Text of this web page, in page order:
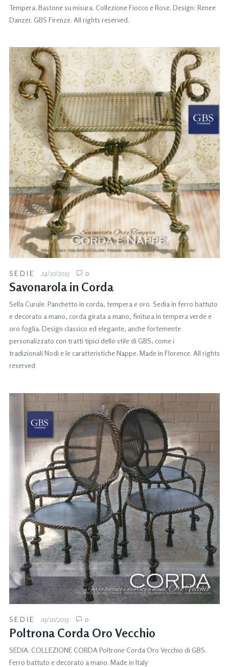
Tempera. Bastone su misura. Collezione Fiocco e Rose. Design: Renee
Danzer. GBS Firenze. All rights reserved.
SEDIE 24/10/2015 0
Savonarola in Corda
Sella Curule. Panchetto in corda, tempera e oro. Sedia in ferro battuto
e decorato a mano, corda girata a mano, finitura in tempera verde e
oro foglia. Design classico ed elegante, anche fortemente
personalizzato con tratti tipici dello stile di GBS, come i
tradizionali Nodi e le caratteristiche Nappe. Made in Florence. All rights
reserved
SEDIE 05/10/2015 0
Poltrona Corda Oro Vecchio
SEDIA. COLLEZIONE CORDA Poltrone Corda Oro Vecchio di GBS.
Ferro battuto e decorato a mano. Made in Italy